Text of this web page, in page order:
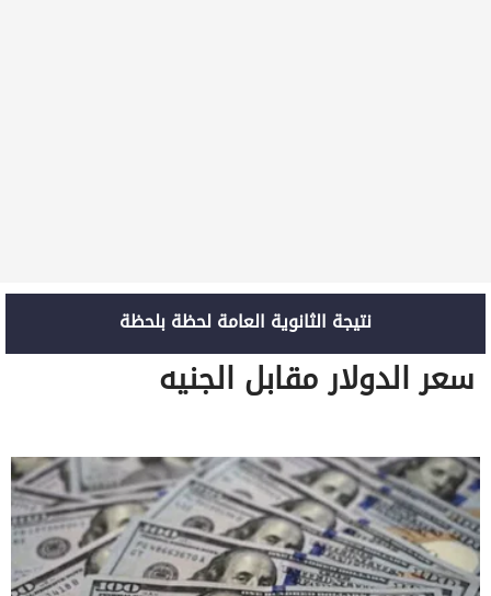
نتيجة الثانوية العامة لحظة بلحظة
سعر الدولار مقابل الجنيه